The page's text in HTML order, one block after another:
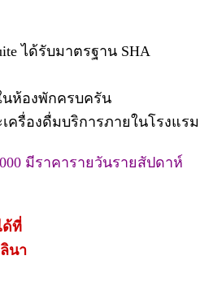
ได้รับมาตรฐาน SHA
นห้องพักครบครัน
ครื่องดื่มบริการภายในโรงแรม
มีราคารายวันรายสัปดาห์
ด้ที่
นา